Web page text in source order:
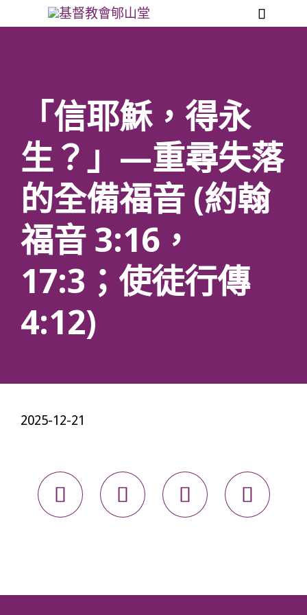

「信耶穌，得永
生？」—重尋失落
的全備福音 (約翰
福音 3:16，
17:3；使徒行傳
4:12)
2025-12-21
   